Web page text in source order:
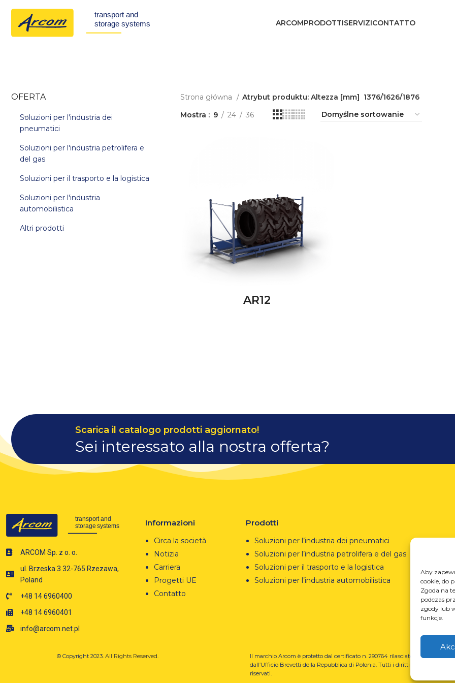
Aby
cookie, do
Zgoda na
podczas
zgody lub
funkcje.
ARCOMPRODOTTISERVIZICONTATTO
OFERTA
Soluzioni per l'industria dei
pneumatici
Soluzioni per l'industria petrolifera e
del gas
Soluzioni per il trasporto e la logistica
Soluzioni per l'industria
automobilistica
Altri prodotti
Strona główna Atrybut produktu: Altezza [mm] 1376/1626/1876
Mostra
9 24 36
AR12
Scarica il catalogo prodotti aggiornato!
Sei interessato alla nostra offerta?
ARCOM Sp. z o. o.
ul. Brzeska 3 32-765 Rzezawa,
Poland
+48 14 6960400
+48 14 6960401
info@arcom.net.pl
Informazioni
Circa la società
Notizia
Carriera
Progetti UE
Contatto
Prodotti
Soluzioni per l’industria dei pneumatici
Soluzioni per l’industria petrolifera e del gas
Soluzioni per il trasporto e la logistica
Soluzioni per l’industria automobilistica
© Copyright 2023. All Rights Reserved.
Il marchio Arcom è protetto dal certificato n. 290764 rilasciato
dall’Ufficio Brevetti della Repubblica di Polonia. Tutti i diritti
riservati.
U-